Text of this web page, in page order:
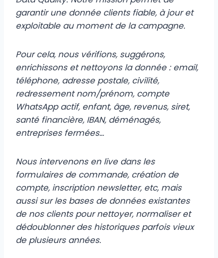
garantir une donnée clients fiable, à jour et
exploitable au moment de la campagne.
Pour cela, nous vérifions, suggérons,
enrichissons et nettoyons la donnée : email,
téléphone, adresse postale, civilité,
redressement nom/prénom, compte
WhatsApp actif, enfant, âge, revenus, siret,
santé financière, IBAN, déménagés,
entreprises fermées…
Nous intervenons en live dans les
formulaires de commande, création de
compte, inscription newsletter, etc, mais
aussi sur les bases de données existantes
de nos clients pour nettoyer, normaliser et
dédoublonner des historiques parfois vieux
de plusieurs années.